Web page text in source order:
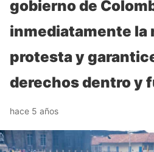
gobierno de
inmediatamente la
protesta y
derechos dentro y
hace 5 años